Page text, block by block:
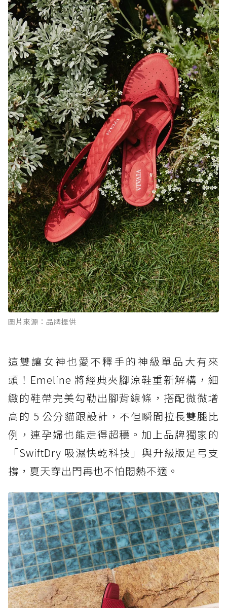
圖片來源：品牌提供
這雙讓女神也愛不釋手的神級單品大有來
頭！Emeline 將經典夾腳涼鞋重新解構，細
緻的鞋帶完美勾勒出腳背線條，搭配微微增
高的 5 公分貓跟設計，不但瞬間拉長雙腿比
例，連孕婦也能走得超穩。加上品牌獨家的
「SwiftDry 吸濕快乾科技」與升級版足弓支
撐，夏天穿出門再也不怕悶熱不適。